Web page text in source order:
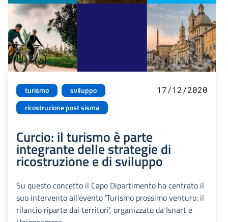
turismo
sviluppo
ricostruzione post sisma
17/12/2020
Curcio: il turismo è parte
integrante delle strategie di
ricostruzione e di sviluppo
Su questo concetto il Capo Dipartimento ha centrato il
suo intervento all’evento 'Turismo prossimo venturo: il
rilancio riparte dai territori', organizzato da Isnart e